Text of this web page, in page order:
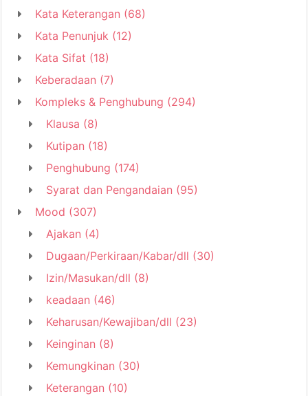
Kata Keterangan (68)
Kata Penunjuk (12)
Kata Sifat (18)
Keberadaan (7)
Kompleks & Penghubung (294)
Klausa (8)
Kutipan (18)
Penghubung (174)
Syarat dan Pengandaian (95)
Mood (307)
Ajakan (4)
Dugaan/Perkiraan/Kabar/dll (30)
Izin/Masukan/dll (8)
keadaan (46)
Keharusan/Kewajiban/dll (23)
Keinginan (8)
Kemungkinan (30)
Keterangan (10)